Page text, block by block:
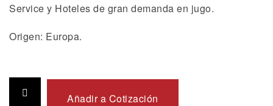
Service y Hoteles de gran demanda en jugo.
Origen: Europa.
Añadir a Cotización